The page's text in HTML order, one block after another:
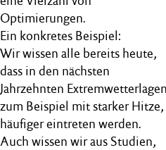
Optimierungen.
Ein konkretes Beispiel:
Wir wissen alle bereits heute,
dass in den nächsten
Jahrzehnten
zum Beispiel mit starker Hitze,
häufiger eintreten werden.
Auch wissen wir aus Studien,